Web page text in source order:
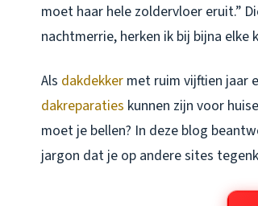
moet haar hele zoldervloer eruit.”
nachtmerrie, herken ik bij bijna
Als dakdekker met ruim vijftien jaar
dakreparaties kunnen zijn voor
moet je bellen? In deze blog
jargon dat je op andere sites